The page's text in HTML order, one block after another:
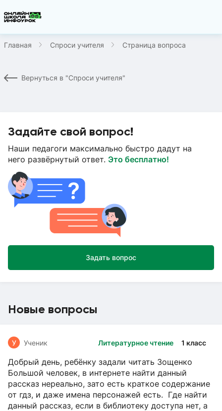
Главная Спроси учителя Страница вопроса
Вернуться в "Спроси учителя"
Задайте свой вопрос!
Наши педагоги максимально быстро дадут на
него развёрнутый ответ. Это бесплатно!
Задать вопрос
Новые вопросы
Литературное чтение 1 класс
У Ученик
Добрый день, ребёнку задали читать Зощенко
Большой человек, в интернете найти данный
рассказ нереально, зато есть краткое содержание
от гдз, и даже имена персонажей есть. Где найти
данный рассказ, если в библиотеку доступа нет, а